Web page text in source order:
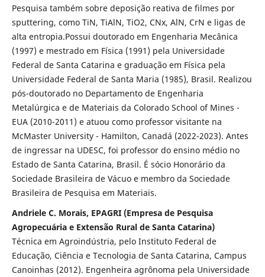
Pesquisa também sobre deposição reativa de filmes por
sputtering, como TiN, TiAlN, TiO2, CNx, AlN, CrN e ligas de
alta entropia.Possui doutorado em Engenharia Mecânica
(1997) e mestrado em Física (1991) pela Universidade
Federal de Santa Catarina e graduação em Física pela
Universidade Federal de Santa Maria (1985), Brasil. Realizou
pós-doutorado no Departamento de Engenharia
Metalúrgica e de Materiais da Colorado School of Mines -
EUA (2010-2011) e atuou como professor visitante na
McMaster University - Hamilton, Canadá (2022-2023). Antes
de ingressar na UDESC, foi professor do ensino médio no
Estado de Santa Catarina, Brasil. É sócio Honorário da
Sociedade Brasileira de Vácuo e membro da Sociedade
Brasileira de Pesquisa em Materiais.
Andriele C. Morais, EPAGRI (Empresa de Pesquisa
Agropecuária e Extensão Rural de Santa Catarina)
Técnica em Agroindústria, pelo Instituto Federal de
Educação, Ciência e Tecnologia de Santa Catarina, Campus
Canoinhas (2012). Engenheira agrônoma pela Universidade